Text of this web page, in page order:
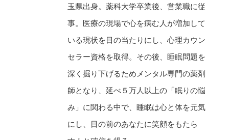
玉県出身。薬科大学卒業後、営業職に従
事。医療の現場で心を病む人が増加して
いる現状を目の当たりにし、心理カウン
セラー資格を取得。その後、睡眠問題を
深く掘り下げるためメンタル専門の薬剤
師となり、延べ５万人以上の「眠りの悩
み」に関わる中で、睡眠は心と体を元気
にし、目の前のあなたに笑顔をもたら